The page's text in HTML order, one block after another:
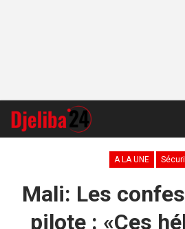
A LA UNE
Mali: Les
pilote : «Ces